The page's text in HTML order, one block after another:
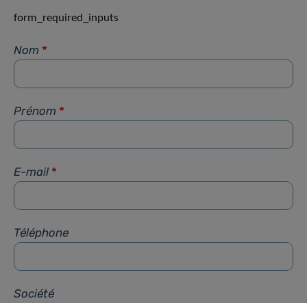
form_required_inputs
Nom *
Prénom *
E-mail *
Téléphone
Société